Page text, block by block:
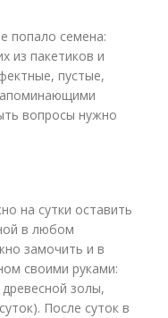
попало семена:
из пакетиков и
пустые,
вопросы нужно
на сутки оставить
в любом
замочить и в
своими руками:
золы,
После суток в